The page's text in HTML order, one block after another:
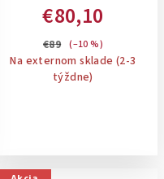
BATOH NA NOTEBOOK 15,6 ",
22,5 L, MODRÁ
€80,10
€89 (–10 %)
Na externom sklade (2-3
týždne)